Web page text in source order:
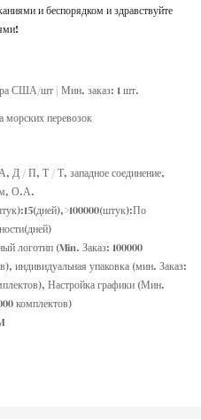
и беспорядком и здравствуйте
США/шт | Мин. заказ: 1 шт.
морских перевозок
Д / П, Т / Т, западное соединение,
О.А.
логотип (Min. Заказ: 100000
индивидуальная упаковка (мин. Заказ:
Настройка графики (Мин.
комплектов)